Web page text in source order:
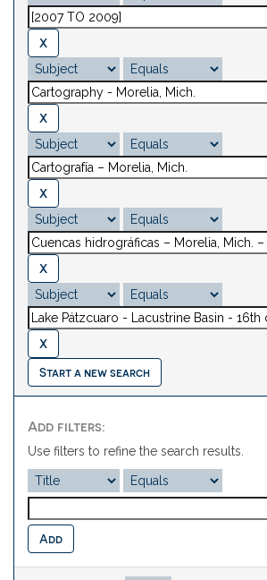
Start a new search
Add filters:
Use filters to refine the search results.